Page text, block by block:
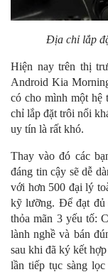
Địa chỉ lắp
Hiện nay trên thị
Android Kia
có cho mình một hệ
chỉ lắp đặt trôi nổi
uy tín là rất khó.
Thay vào đó các
đáng tin cậy sẽ dễ
với hơn 500 đại lý
kỹ lưỡng. Để đạt đủ
thỏa mãn 3 yếu tố:
lành nghề và bán
sau khi đã ký kết
lần tiếp tục sàng